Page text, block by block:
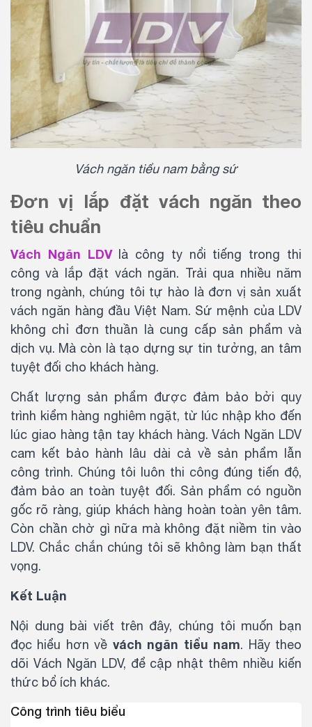
Vách ngăn tiểu nam bằng sứ
Đơn vị lắp đặt vách ngăn theo
tiêu chuẩn
Vách Ngăn LDVlà công ty nổi tiếng trong thi
công và lắp đặt vách ngăn. Trải qua nhiều năm
trong ngành, chúng tôi tự hào là đơn vị sản xuất
vách ngăn hàng đầu Việt Nam. Sứ mệnh của LDV
không chỉ đơn thuần là cung cấp sản phẩm và
dịch vụ. Mà còn là tạo dựng sự tin tưởng, an tâm
tuyệt đối cho khách hàng.
Chất lượng sản phẩm được đảm bảo bởi quy
trình kiểm hàng nghiêm ngặt, từ lúc nhập kho đến
lúc giao hàng tận tay khách hàng. Vách Ngăn LDV
cam kết bảo hành lâu dài cả về sản phẩm lẫn
công trình. Chúng tôi luôn thi công đúng tiến độ,
đảm bảo an toàn tuyệt đối. Sản phẩm có nguồn
gốc rõ ràng, giúp khách hàng hoàn toàn yên tâm.
Còn chần chờ gì nữa mà không đặt niềm tin vào
LDV. Chắc chắn chúng tôi sẽ không làm bạn thất
vọng.
Kết Luận
Nội dung bài viết trên đây, chúng tôi muốn bạn
đọc hiểu hơn về vách ngăn tiểu nam. Hãy theo
dõi Vách Ngăn LDV, để cập nhật thêm nhiều kiến
thức bổ ích khác.
Công trình tiêu biểu